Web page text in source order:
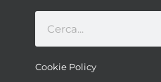
Cookie Policy